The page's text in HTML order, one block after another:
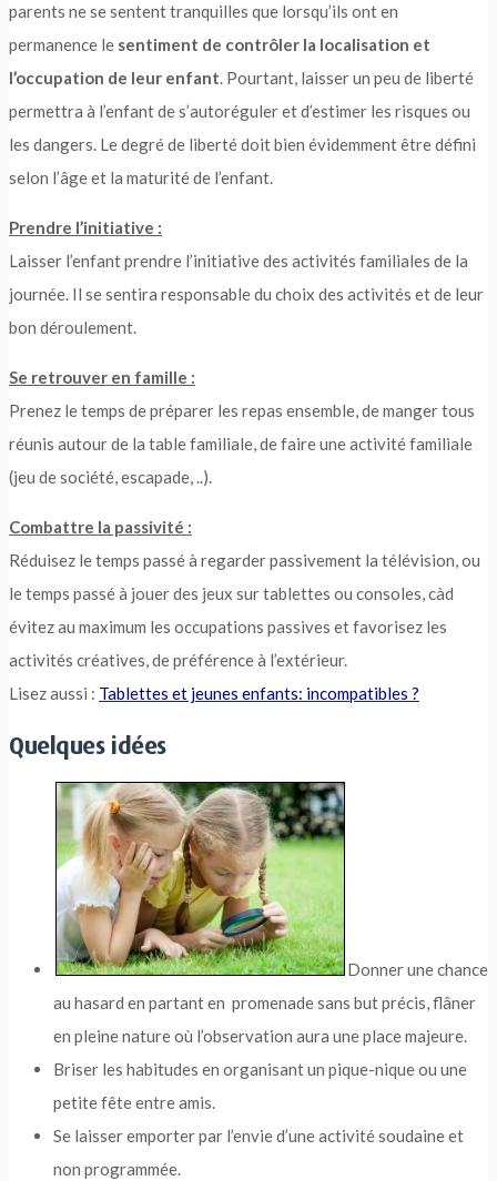
parents ne se sentent tranquilles que lorsqu’ils ont en
permanence le sentiment de contrôler la localisation et
l’occupation de leur enfant. Pourtant, laisser un peu de liberté
permettra à l’enfant de s’autoréguler et d’estimer les risques ou
les dangers. Le degré de liberté doit bien évidemment être défini
selon l’âge et la maturité de l’enfant.
Prendre l’initiative :
Laisser l’enfant prendre l’initiative des activités familiales de la
journée. Il se sentira responsable du choix des activités et de leur
bon déroulement.
Se retrouver en famille :
Prenez le temps de préparer les repas ensemble, de manger tous
réunis autour de la table familiale, de faire une activité familiale
(jeu de société, escapade, ..).
Combattre la passivité :
Réduisez le temps passé à regarder passivement la télévision, ou
le temps passé à jouer des jeux sur tablettes ou consoles, càd
évitez au maximum les occupations passives et favorisez les
activités créatives, de préférence à l’extérieur.
Lisez aussi : Tablettes et jeunes enfants: incompatibles ?
Quelques idées
Donner une chance
au hasard en partant en promenade sans but précis, flâner
en pleine nature où l’observation aura une place majeure.
Briser les habitudes en organisant un pique-nique ou une
petite fête entre amis.
Se laisser emporter par l’envie d’une activité soudaine et
non programmée.